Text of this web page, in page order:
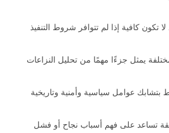
تكون كافية إذا لم تتوافر شروط التنفيذ
يمثل جزءًا مهمًا من تحليل النزاعات
بتشابك عوامل سياسية وأمنية وتاريخية
تساعد على فهم أسباب نجاح أو فشل